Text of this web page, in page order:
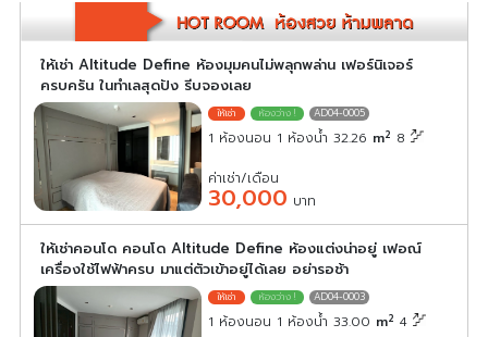
ให้เช่า Altitude Define ห้องมุมคนไม่พลุกพล่าน เฟอร์นิเจอร์
ครบครัน ในทำเลสุดปัง รีบจองเลย
AD04-0005
1 ห้องนอน 1 ห้องน้ำ 32.26 m2 8
ค่าเช่า/เดือน
30,000 บาท
ให้เช่าคอนโด คอนโด Altitude Define ห้องแต่งน่าอยู่ เฟอณ์
เครื่องใช้ไฟฟ้าครบ มาแต่ตัวเข้าอยู่ได้เลย อย่ารอช้า
AD04-0003
1 ห้องนอน 1 ห้องน้ำ 33.00 m2 4